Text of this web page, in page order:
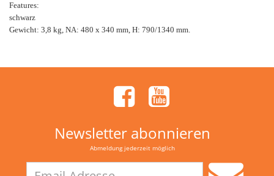
Features:
schwarz
Gewicht: 3,8 kg, NA: 480 x 340 mm, H: 790/1340 mm.
Newsletter abonnieren
Abmeldung jederzeit möglich